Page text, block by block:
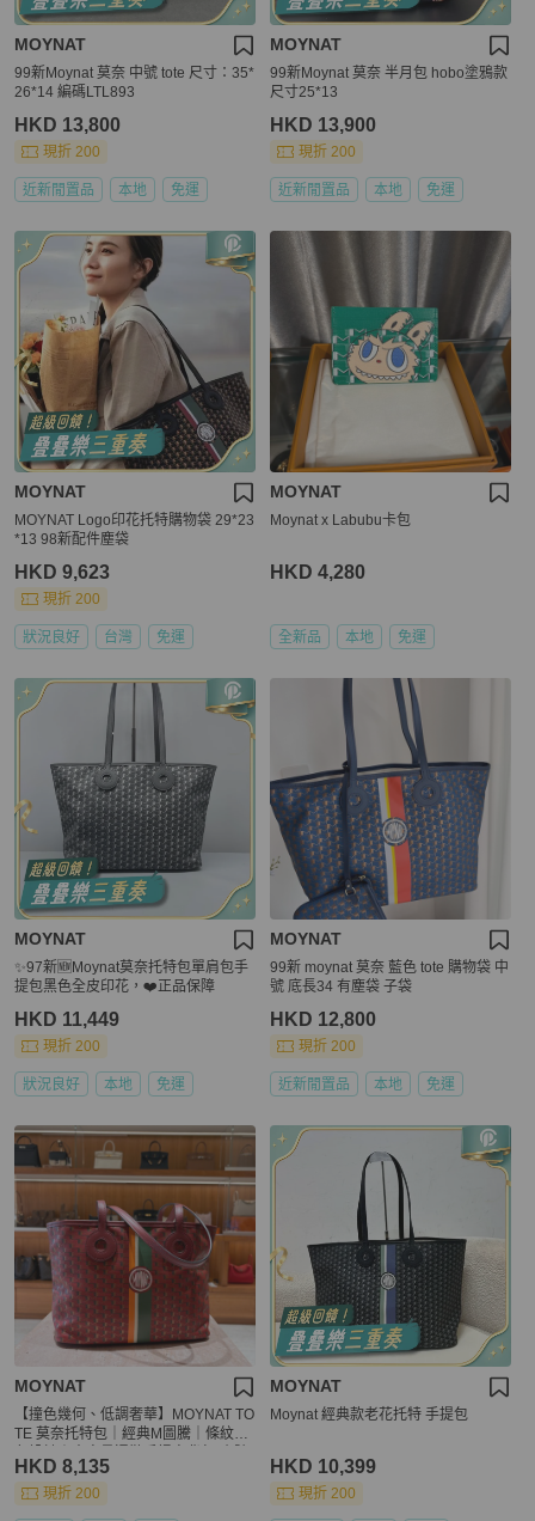
MOYNAT
99新Moynat 莫奈 中號 tote 尺寸：35*
26*14 編碼LTL893
HKD 13,800
現折 200
近新閒置品 本地 免運
MOYNAT
99新Moynat 莫奈 半月包 hobo塗鴉款
尺寸25*13
HKD 13,900
現折 200
近新閒置品 本地 免運
MOYNAT
MOYNAT Logo印花托特購物袋 29*23
*13 98新配件塵袋
HKD 9,623
現折 200
狀況良好 台灣 免運
MOYNAT
Moynat x Labubu卡包
HKD 4,280
全新品 本地 免運
MOYNAT
✨97新🆕Moynat莫奈托特包單肩包手
提包黑色全皮印花，❤️正品保障
HKD 11,449
現折 200
狀況良好 本地 免運
MOYNAT
99新 moynat 莫奈 藍色 tote 購物袋 中
號 底長34 有塵袋 子袋
HKD 12,800
現折 200
近新閒置品 本地 免運
MOYNAT
【撞色幾何、低調奢華】MOYNAT TO
TE 莫奈托特包｜經典M圖騰｜條紋撞
HKD 8,135
現折 200
MOYNAT
Moynat 經典款老花托特 手提包
HKD 10,399
現折 200